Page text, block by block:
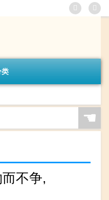
☚
不争,